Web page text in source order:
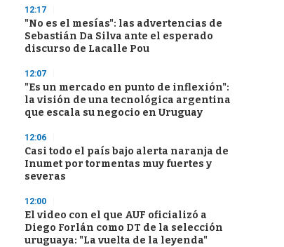
12:17
"No es el mesías": las advertencias de
Sebastián Da Silva ante el esperado
discurso de Lacalle Pou
12:07
"Es un mercado en punto de inflexión":
la visión de una tecnológica argentina
que escala su negocio en Uruguay
12:06
Casi todo el país bajo alerta naranja de
Inumet por tormentas muy fuertes y
severas
12:00
El video con el que AUF oficializó a
Diego Forlán como DT de la selección
uruguaya: "La vuelta de la leyenda"